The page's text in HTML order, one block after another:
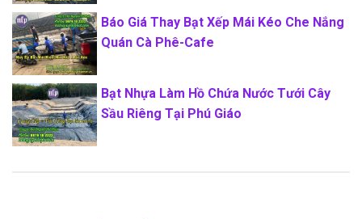
Báo Giá Thay Bạt Xếp Mái Kéo Che Nắng
Quán Cà Phê-Cafe
Bạt Nhựa Làm Hồ Chứa Nước Tưới Cây
Sầu Riêng Tại Phú Giáo